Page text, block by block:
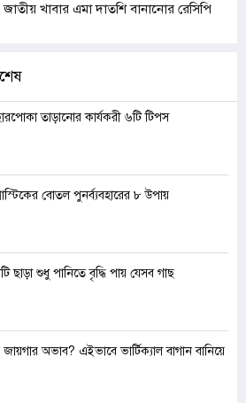
খাবার এমা দাতশি বানানোর রেসিপি
তাড়ানোর কার্যকরী ৬টি টিপস
বোতল পুনর্ব্যবহারের ৮ উপায়
ছাড়া শুধু পানিতে বৃদ্ধি পায় যেসব গাছ
জায়গার অভাব? এইভাবে ভার্টিক্যাল বাগান বানিয়ে